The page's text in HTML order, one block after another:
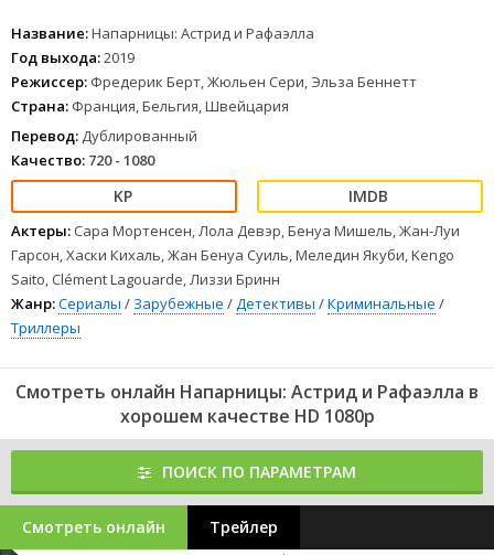
Название:Напарницы: Астрид и Рафаэлла
Год выхода:2019
Режиссер: Фредерик Берт, Жюльен Сери, Эльза Беннетт
Страна: Франция, Бельгия, Швейцария
Перевод: Дублированный
Качество: 720 - 1080
Актеры: Сара Мортенсен, Лола Девэр, Бенуа Мишель, Жан-Луи
Гарсон, Хаски Кихаль, Жан Бенуа Суиль, Меледин Якуби, Kengo
Saito, Clément Lagouarde, Лиззи Бринн
Жанр:Сериалы / Зарубежные /Детективы /Криминальные /
Триллеры
Смотреть онлайн Напарницы: Астрид и Рафаэлла в
хорошем качестве HD 1080p
ПОИСК ПО ПАРАМЕТРАМ
Смотреть онлайн Трейлер